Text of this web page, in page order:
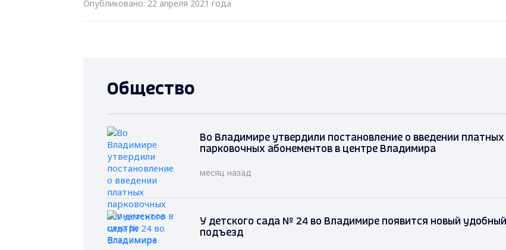
Опубликовано: 22 апреля 2021 года
Общество
Во Владимире утвердили постановление о введении платных
парковочных абонементов в центре Владимира
месяц назад
У детского сада № 24 во Владимире появится новый удобный
подъезд